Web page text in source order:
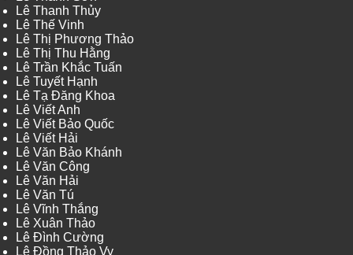
Lê Thanh Thủy
Lê Thế Vinh
Lê Thị Phương Thảo
Lê Thị Thu Hằng
Lê Trần Khắc Tuấn
Lê Tuyết Hạnh
Lê Tạ Đăng Khoa
Lê Viết Anh
Lê Viết Bảo Quốc
Lê Viết Hải
Lê Văn Bảo Khánh
Lê Văn Công
Lê Văn Hải
Lê Văn Tú
Lê Vĩnh Thắng
Lê Xuân Thảo
Lê Đình Cường
Lê Đồng Thảo Vy